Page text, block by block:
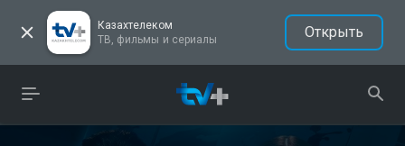
Казахтелеком
ТВ, фильмы и сериалы
Открыть